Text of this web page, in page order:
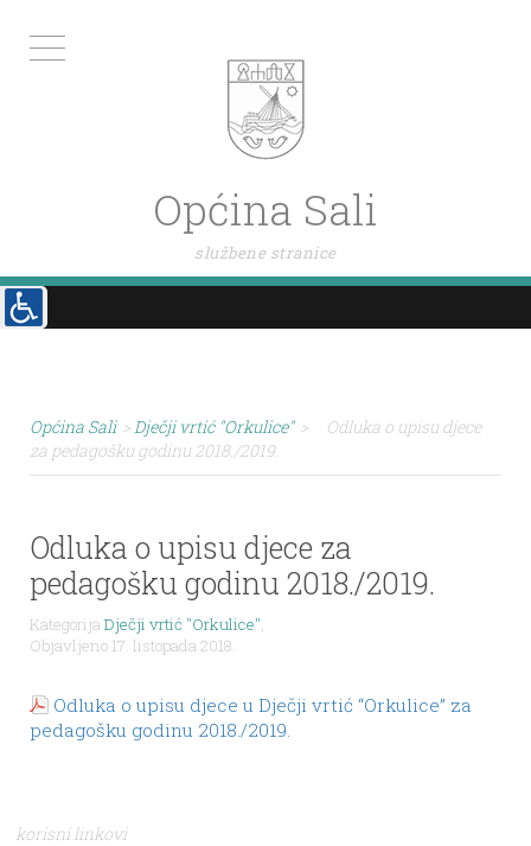
Općina Sali
službene stranice
Općina Sali > Dječji vrtić "Orkulice" >
Odluka o upisu djece
za pedagošku godinu 2018./2019.
Odluka o upisu djece za
pedagošku godinu 2018./2019.
KategorijaDječji vrtić "Orkulice",
Objavljeno 17. listopada 2018.
Odluka o upisu djece u Dječji vrtić “Orkulice” za
pedagošku godinu 2018./2019.
korisni linkovi